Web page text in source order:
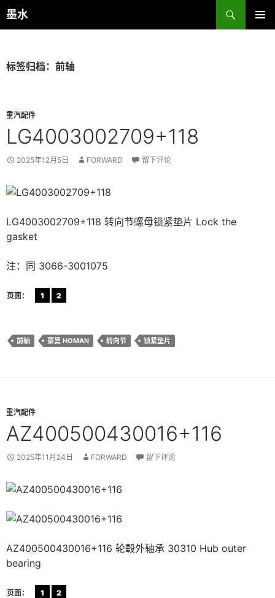
跳
至
墨水
搜
索
标签归档：前轴
重汽配件
LG4003002709+118
2025年12月5日 FORWARD 留下评论
LG4003002709+118 转向节螺母锁紧垫片 Lock the
gasket
注：同 3066-3001075
页面： 1 2
前轴 豪曼 HOMAN 转向节 锁紧垫片
重汽配件
AZ400500430016+116
2025年11月24日 FORWARD 留下评论
AZ400500430016+116 轮毂外轴承 30310 Hub outer
bearing
页面： 1 2